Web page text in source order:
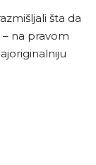
šta da
na pravom